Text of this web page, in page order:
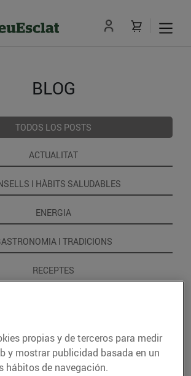
BLOG
TODOS LOS POSTS
ACTUALITAT
I HÀBITS SALUDABLES
ENERGIA
I TRADICIONS
RECEPTES
propias y de terceros para medir
y mostrar publicidad basada en un
hábitos de navegación.